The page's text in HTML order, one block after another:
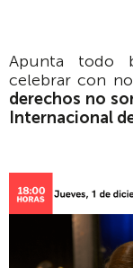
Apunta todo
celebrar con
derechos no
Internacional